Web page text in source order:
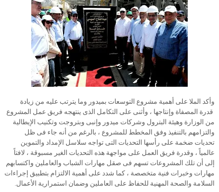
وأكد الملا على أهمية مشروع التوسعات بميدور وما يترتب عليه من زيادة
قدرة المصفاة وإنتاجها ، وأثنى على التكامل الذى ينتهجه فريق عمل المشروع
من الوزارة وهيئة البترول وشركات ميدور وإنبى وبتروجت وتكنيب الإيطالية
والتزامهم بالتنفيذ وفق المخطط للمشروع ، بالرغم من أنه جاء فى ظل
تحديات ضخمة على رأسها التحديات التى تواجه سلاسل الإمداد والتموين
عالمياً ، وقدرة فريق العمل على مواجهة هذه التحديات الغير مسبوقة ، لافتاً
إلى أن تلك المشروعات تسهم فى صقل مهارات الشباب والعاملين واكتسابهم
مهارات وخبرات فنية متخصصة ، كما شدد على أهمية الالتزام بتطبيق إجراءات
السلامة والصحة المهنية للحفاظ على العاملين وضمان استمرارية الأعمال.